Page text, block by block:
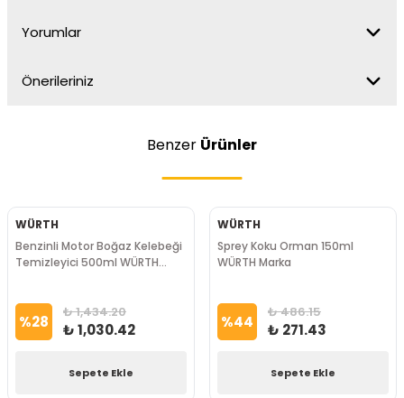
Yorumlar
Önerileriniz
Benzer Ürünler
WÜRTH
Benzinli Motor Boğaz Kelebeği
Temizleyici 500ml WÜRTH
%28 ₺ 1,434.20
₺ 1,030.42
Sepete Ekle
WÜRTH
Sprey Koku Orman 150ml
WÜRTH Marka
%44 ₺ 486.15
₺ 271.43
Sepete Ekle